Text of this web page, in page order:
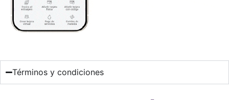
Términos y condiciones